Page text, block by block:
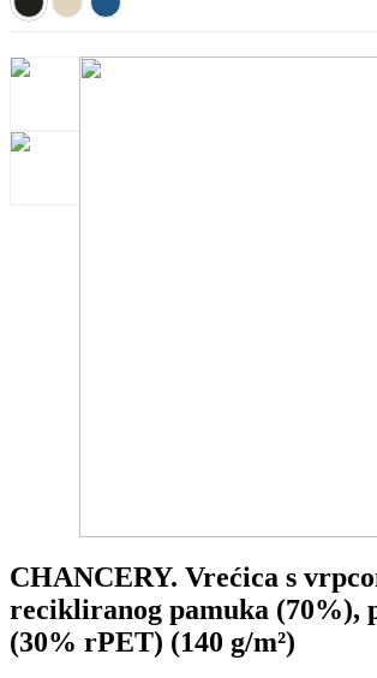
CHANCERY. Vrećica s
recikliranog pamuka (70%),
(30% rPET) (140 g/m²)